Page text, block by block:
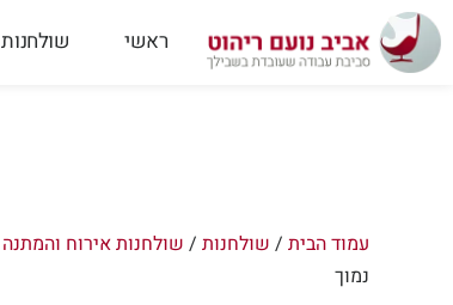
דילוג
לתוכן
ראשי שולחנות
עמוד הבית / שולחנות / שולחנות אירוח והמתנה
נמוך